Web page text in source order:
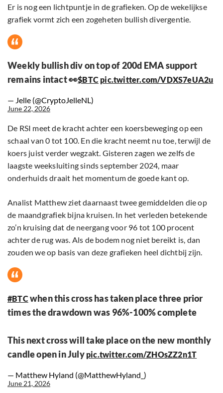
Er is nog een lichtpuntje in de grafieken. Op de wekelijkse
grafiek vormt zich een zogeheten bullish divergentie.
Weekly bullish div on top of 200d EMA support
remains intact 👀$BTC pic.twitter.com/VDXS7eUA2u
— Jelle (@CryptoJelleNL)
June 22, 2026
De RSI meet de kracht achter een koersbeweging op een
schaal van 0 tot 100. En die kracht neemt nu toe, terwijl de
koers juist verder wegzakt. Gisteren zagen we zelfs de
laagste weeksluiting sinds september 2024, maar
onderhuids draait het momentum de goede kant op.
Analist Matthew ziet daarnaast twee gemiddelden die op
de maandgrafiek bijna kruisen. In het verleden betekende
zo’n kruising dat de neergang voor 96 tot 100 procent
achter de rug was. Als de bodem nog niet bereikt is, dan
zouden we op basis van deze grafieken heel dichtbij zijn.
#BTCwhen this cross has taken place three prior
times the drawdown was 96%-100% complete
This next cross will take place on the new monthly
candle open in July pic.twitter.com/ZHOsZZ2n1T
— Matthew Hyland (@MatthewHyland_)
June 21, 2026